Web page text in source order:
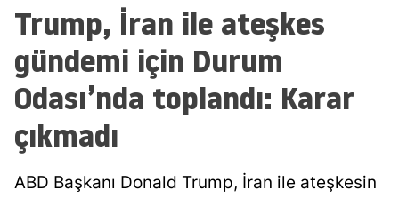
Trump, İran ile ateşkes
gündemi için Durum
Odası’nda toplandı: Karar
çıkmadı
ABD Başkanı Donald Trump, İran ile ateşkesin